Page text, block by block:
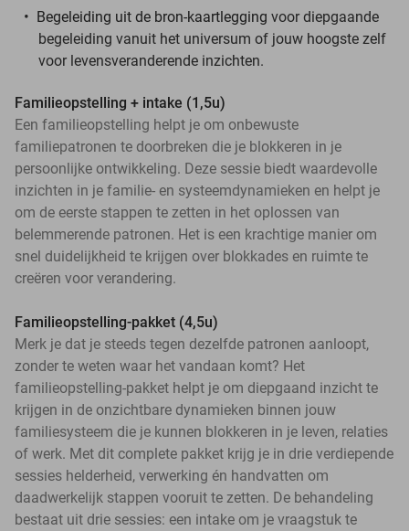
Begeleiding uit de bron-kaartlegging voor diepgaande
begeleiding vanuit het universum of jouw hoogste zelf
voor levensveranderende inzichten.
Familieopstelling + intake (1,5u)
Een familieopstelling helpt je om onbewuste
familiepatronen te doorbreken die je blokkeren in je
persoonlijke ontwikkeling. Deze sessie biedt waardevolle
inzichten in je familie- en systeemdynamieken en helpt je
om de eerste stappen te zetten in het oplossen van
belemmerende patronen. Het is een krachtige manier om
snel duidelijkheid te krijgen over blokkades en ruimte te
creëren voor verandering.
Familieopstelling-pakket (4,5u)
Merk je dat je steeds tegen dezelfde patronen aanloopt,
zonder te weten waar het vandaan komt? Het
familieopstelling-pakket helpt je om diepgaand inzicht te
krijgen in de onzichtbare dynamieken binnen jouw
familiesysteem die je kunnen blokkeren in je leven, relaties
of werk. Met dit complete pakket krijg je in drie verdiepende
sessies helderheid, verwerking én handvatten om
daadwerkelijk stappen vooruit te zetten. De behandeling
bestaat uit drie sessies: een intake om je vraagstuk te